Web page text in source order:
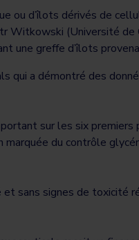
ou d’îlots dérivés de
Witkowski (Université de
greffe d’îlots
a démontré des
sur les six
du contrôle
signes de toxicité